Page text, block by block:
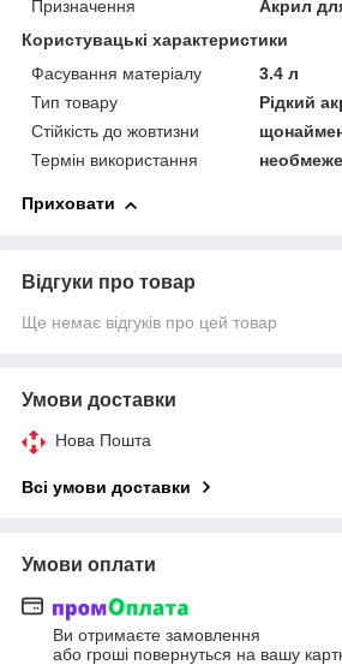
Призначення
Акрил
Користувацькі характеристики
Фасування матеріалу
3.4 л
Тип товару
Рідкий
Стійкість до жовтизни
Термін використання
Приховати
Відгуки про товар
Ще немає відгуків про цей товар
Умови доставки
Нова Пошта
Всі умови доставки
Умови оплати
Ви отримаєте замовлення
або гроші повернуться на вашу